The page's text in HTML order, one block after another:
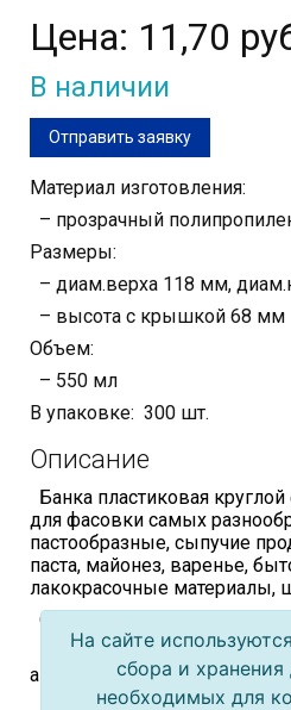
Цена: 11,70
В наличии
Отправить заявку
Материал изготовления:
– прозрачный
Размеры:
– диам.верха 118 мм,
– высота с крышкой 68 мм
Объем:
– 550 мл
В упаковке: 300 шт.
Описание
Банка пластиковая
для фасовки самых
пастообразные, сыпучие
паста, майонез, варенье,
лакокрасочные материалы,
Обладает свойствами:
– возможность
автоматизированной линии
На сайте
сбора и хранения
необходимых для